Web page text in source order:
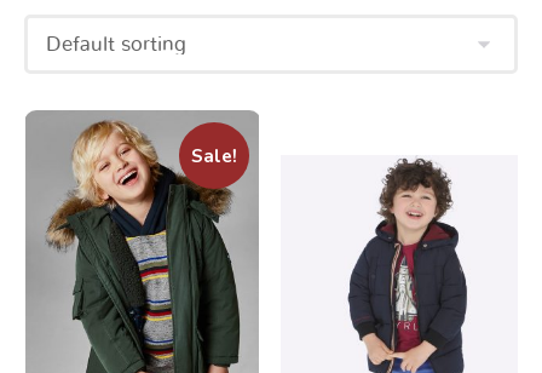
Sale!